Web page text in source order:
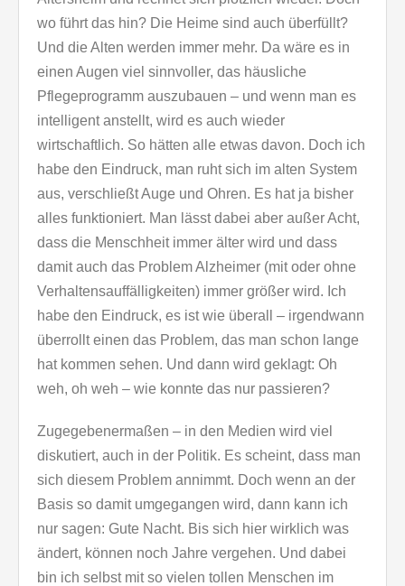
wo führt das hin? Die Heime sind auch überfüllt?
Und die Alten werden immer mehr. Da wäre es in
einen Augen viel sinnvoller, das häusliche
Pflegeprogramm auszubauen – und wenn man es
intelligent anstellt, wird es auch wieder
wirtschaftlich. So hätten alle etwas davon. Doch ich
habe den Eindruck, man ruht sich im alten System
aus, verschließt Auge und Ohren. Es hat ja bisher
alles funktioniert. Man lässt dabei aber außer Acht,
dass die Menschheit immer älter wird und dass
damit auch das Problem Alzheimer (mit oder ohne
Verhaltensauffälligkeiten) immer größer wird. Ich
habe den Eindruck, es ist wie überall – irgendwann
überrollt einen das Problem, das man schon lange
hat kommen sehen. Und dann wird geklagt: Oh
weh, oh weh – wie konnte das nur passieren?
Zugegebenermaßen – in den Medien wird viel
diskutiert, auch in der Politik. Es scheint, dass man
sich diesem Problem annimmt. Doch wenn an der
Basis so damit umgegangen wird, dann kann ich
nur sagen: Gute Nacht. Bis sich hier wirklich was
ändert, können noch Jahre vergehen. Und dabei
bin ich selbst mit so vielen tollen Menschen im